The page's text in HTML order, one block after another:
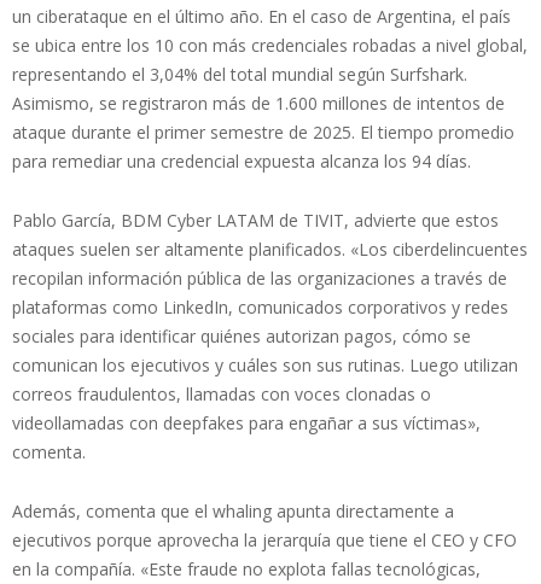
un ciberataque en el último año. En el caso de Argentina, el país
se ubica entre los 10 con más credenciales robadas a nivel global,
representando el 3,04% del total mundial según Surfshark.
Asimismo, se registraron más de 1.600 millones de intentos de
ataque durante el primer semestre de 2025. El tiempo promedio
para remediar una credencial expuesta alcanza los 94 días.
Pablo García, BDM Cyber LATAM de TIVIT, advierte que estos
ataques suelen ser altamente planificados. «Los ciberdelincuentes
recopilan información pública de las organizaciones a través de
plataformas como LinkedIn, comunicados corporativos y redes
sociales para identificar quiénes autorizan pagos, cómo se
comunican los ejecutivos y cuáles son sus rutinas. Luego utilizan
correos fraudulentos, llamadas con voces clonadas o
videollamadas con deepfakes para engañar a sus víctimas»,
comenta.
Además, comenta que el whaling apunta directamente a
ejecutivos porque aprovecha la jerarquía que tiene el CEO y CFO
en la compañía. «Este fraude no explota fallas tecnológicas,